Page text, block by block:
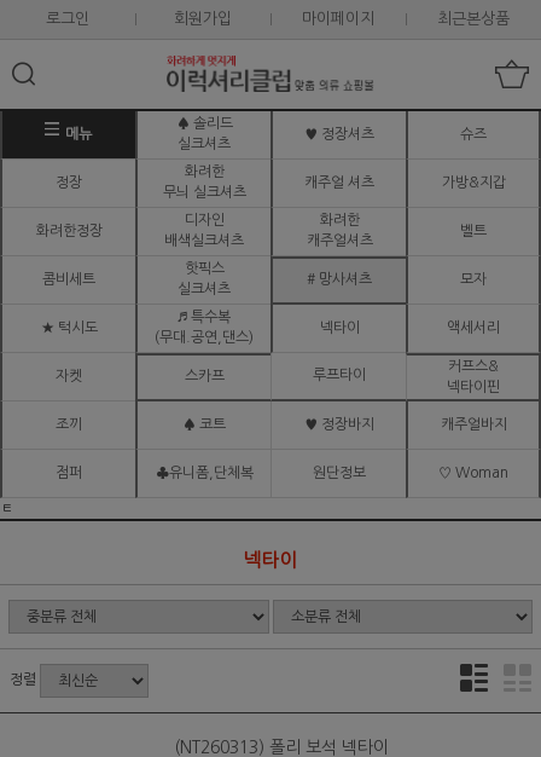
로그인 회원가입 마이페이지 최근본상품
메뉴
♠ 솔리드
실크셔츠
♥ 정장셔츠 슈즈
정장
화려한
무늬 실크셔츠
캐주얼 셔츠 가방&지갑
화려한정장
디자인
배색실크셔츠
화려한
캐주얼셔츠
벨트
콤비세트
핫픽스
실크셔츠
# 망사셔츠 모자
★ 턱시도
♬ 특수복
(무대.공연,댄스)
넥타이 액세서리
자켓 스카프 루프타이
커프스&
넥타이핀
조끼 ♠ 코트 ♥ 정장바지 캐주얼바지
점퍼 ♣유니폼,단체복 원단정보 ♡ Woman
ㅌ
넥타이
정렬
(NT260313) 폴리 보석 넥타이